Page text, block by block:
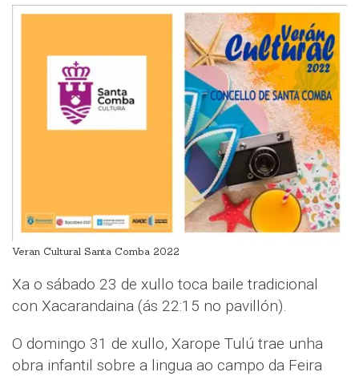
Veran Cultural Santa Comba 2022
Xa o sábado 23 de xullo toca baile tradicional
con Xacarandaina (ás 22:15 no pavillón).
O domingo 31 de xullo, Xarope Tulú trae unha
obra infantil sobre a lingua ao campo da Feira